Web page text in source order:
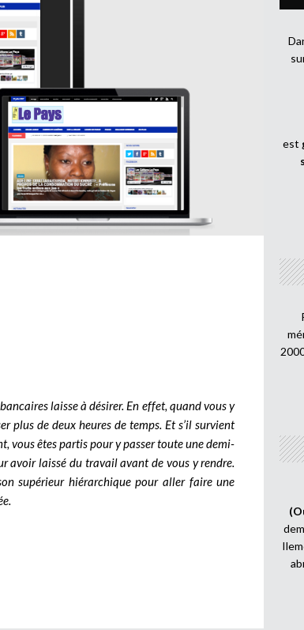
laisse à désirer. En effet, quand vous y
plus de deux heures de temps. Et s’il survient
vous êtes partis pour y passer toute une demi-
avoir laissé du travail avant de vous y rendre.
supérieur hiérarchique pour aller faire une
est